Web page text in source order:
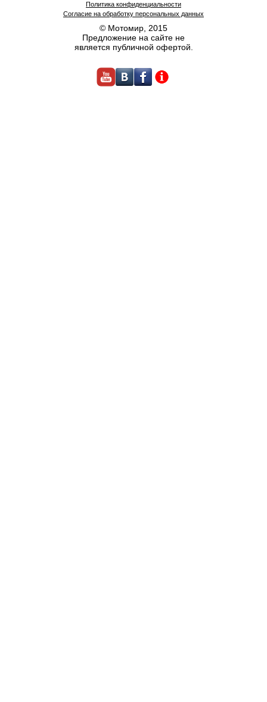
© Мотомир, 2015
Предложение на сайте не
является публичной офертой.
Политика конфиденциальности
Согласие на обработку персональных данных